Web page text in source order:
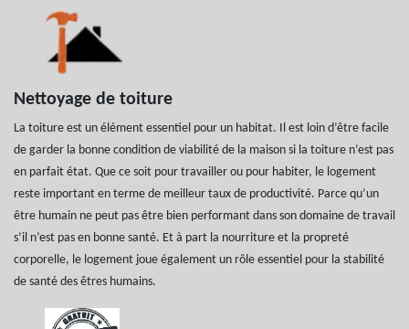
Nettoyage de toiture
La toiture est un élément essentiel pour un habitat. Il est loin d’être facile
de garder la bonne condition de viabilité de la maison si la toiture n’est pas
en parfait état. Que ce soit pour travailler ou pour habiter, le logement
reste important en terme de meilleur taux de productivité. Parce qu’un
être humain ne peut pas être bien performant dans son domaine de travail
s’il n’est pas en bonne santé. Et à part la nourriture et la propreté
corporelle, le logement joue également un rôle essentiel pour la stabilité
de santé des êtres humains.